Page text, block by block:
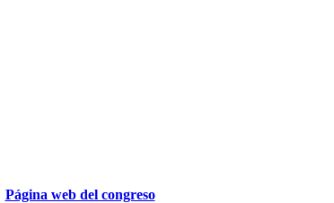
Página web del congreso